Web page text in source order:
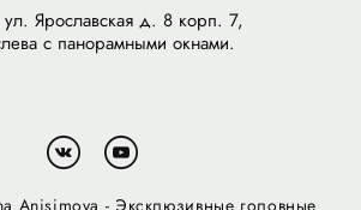
Ярославская д. 8 корп. 7,
с панорамными окнами.
Anisimova - Эксклюзивные головные